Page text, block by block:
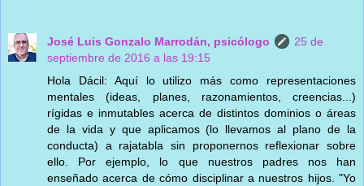
José Luis Gonzalo Marrodán, psicólogo
25 de
septiembre de 2016 a las 19:15
Hola Dácil: Aquí lo utilizo más como representaciones
mentales (ideas, planes, razonamientos, creencias...)
rígidas e inmutables acerca de distintos dominios o áreas
de la vida y que aplicamos (lo llevamos al plano de la
conducta) a rajatabla sin proponernos reflexionar sobre
ello. Por ejemplo, lo que nuestros padres nos han
enseñado acerca de cómo disciplinar a nuestros hijos. "Yo